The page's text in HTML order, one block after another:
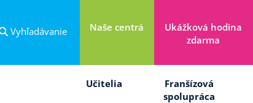
Vyhľadávanie Naše centrá
Ukážková hodina
zdarma
Učitelia
Franšízová
spolupráca